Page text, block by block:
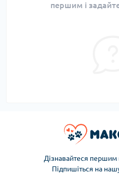
першим і
Дізнавайтеся першим
Підпишіться на